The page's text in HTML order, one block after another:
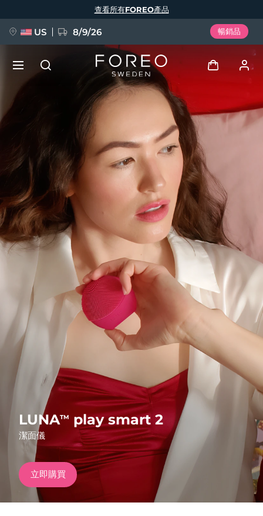
LUNATM play smart 2
潔面儀
立即購買
查看所有FOREO產品
US 8/9/26 暢銷品
登入
我的設備
我的訂單
我的地址
我的訂閱
FAQ™ Pure Beauty-Tech Elixir
BREAKING NEWS
issa™ Teeth Whitening Set
FAQ™ Dual LED Panel
熱門產品
特別優惠 暢銷產品
紅光療法
語言
English Deutsch
Español
Français
Português
Polski
Svenska
Русский
Türkçe
简体中文 繁體中文
發貨國家
美國 預計送達日期 8/9/26
英國 預計送達日期 8/8/26
西班牙 預計送達日期8/8/26
澳洲 預計送達日期8/11/26
預計送達日期
德國 預計送達日期
加拿大